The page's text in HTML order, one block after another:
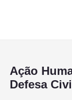
Ação
Defesa